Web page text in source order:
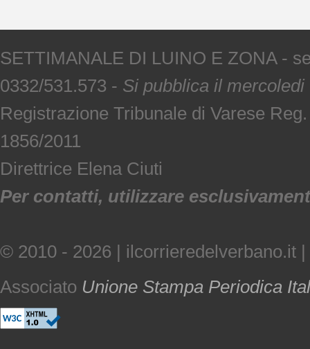
SETTIMANALE DI LUINO E ZONA -
0332/531.573 - Si pubblica il mercoledi
Registrazione Tribunale di Varese
1856/2011
Direttrice Elena Ciuti
Per contatti, utilizzare
© 2010 - 2026 | ilcorrieredelverbano.it
Associato Unione Stampa Periodica